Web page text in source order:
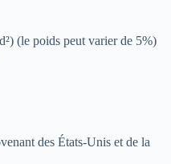
(le poids peut varier de 5%)
des États-Unis et de la